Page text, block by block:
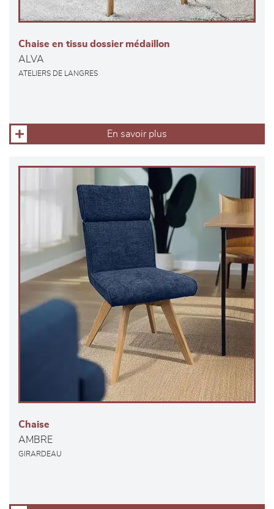
Chaise en tissu dossier médaillon
ALVA
ATELIERS DE LANGRES
En savoir plus
Chaise
AMBRE
GIRARDEAU